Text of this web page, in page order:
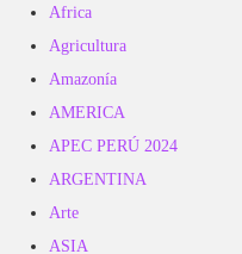
Africa
Agricultura
Amazonía
AMERICA
APEC PERÚ 2024
ARGENTINA
Arte
ASIA